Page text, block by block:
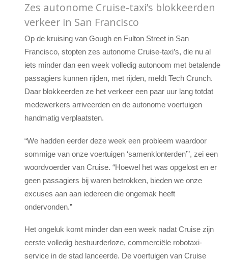
Zes autonome Cruise-taxi’s blokkeerden
verkeer in San Francisco
Op de kruising van Gough en Fulton Street in San
Francisco, stopten zes autonome Cruise-taxi’s, die nu al
iets minder dan een week volledig autonoom met betalende
passagiers kunnen rijden, met rijden, meldt Tech Crunch.
Daar blokkeerden ze het verkeer een paar uur lang totdat
medewerkers arriveerden en de autonome voertuigen
handmatig verplaatsten.
“We hadden eerder deze week een probleem waardoor
sommige van onze voertuigen ‘samenklonterden’”, zei een
woordvoerder van Cruise. “Hoewel het was opgelost en er
geen passagiers bij waren betrokken, bieden we onze
excuses aan aan iedereen die ongemak heeft
ondervonden.”
Het ongeluk komt minder dan een week nadat Cruise zijn
eerste volledig bestuurderloze, commerciële robotaxi-
service in de stad lanceerde. De voertuigen van Cruise